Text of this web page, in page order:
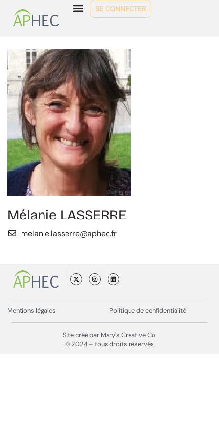
SE CONNECTER
Mélanie LASSERRE
melanie.lasserre@aphec.fr
Mentions légales Politique de confidentialité
Site créé par Mary's Creative Co.
© 2024 – tous droits réservés